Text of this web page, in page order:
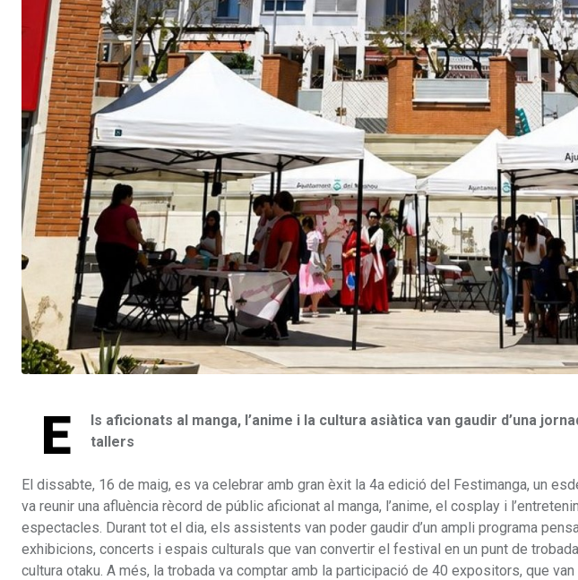
E
ls aficionats al manga, l’anime i la cultura asiàtica van gaudir d’una
tallers
El dissabte, 16 de maig, es va celebrar amb gran èxit la 4a edició del Festimanga, un
va reunir una afluència rècord de públic aficionat al manga, l’anime, el cosplay i
espectacles. Durant tot el dia, els assistents van poder gaudir d’un ampli programa
exhibicions, concerts i espais culturals que van convertir el festival en un punt de
cultura otaku. A més, la trobada va comptar amb la participació de 40 expositors, que